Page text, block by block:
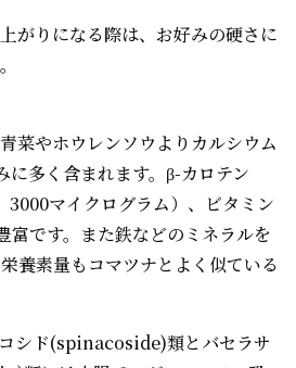
がりになる際は、お好みの硬さに
菜やホウレンソウよりカルシウム
に多く含まれます。β-カロテン
3000マイクログラム）、ビタミン
富です。また鉄などのミネラルを
養素量もコマツナとよく似ている
シド(spinacoside)類とバセラサ